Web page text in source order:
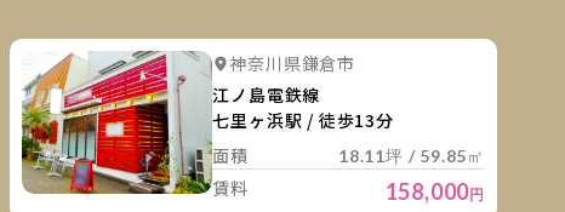
詳細を見る 詳細を見る
神奈川県鎌倉市
江ノ島電鉄線
七里ヶ浜駅 / 徒歩13分
面積
18.11坪 / 59.85㎡
賃料 158,000円